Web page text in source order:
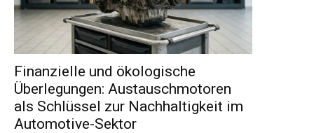
Finanzielle und ökologische
Überlegungen: Austauschmotoren
als Schlüssel zur Nachhaltigkeit im
Automotive-Sektor